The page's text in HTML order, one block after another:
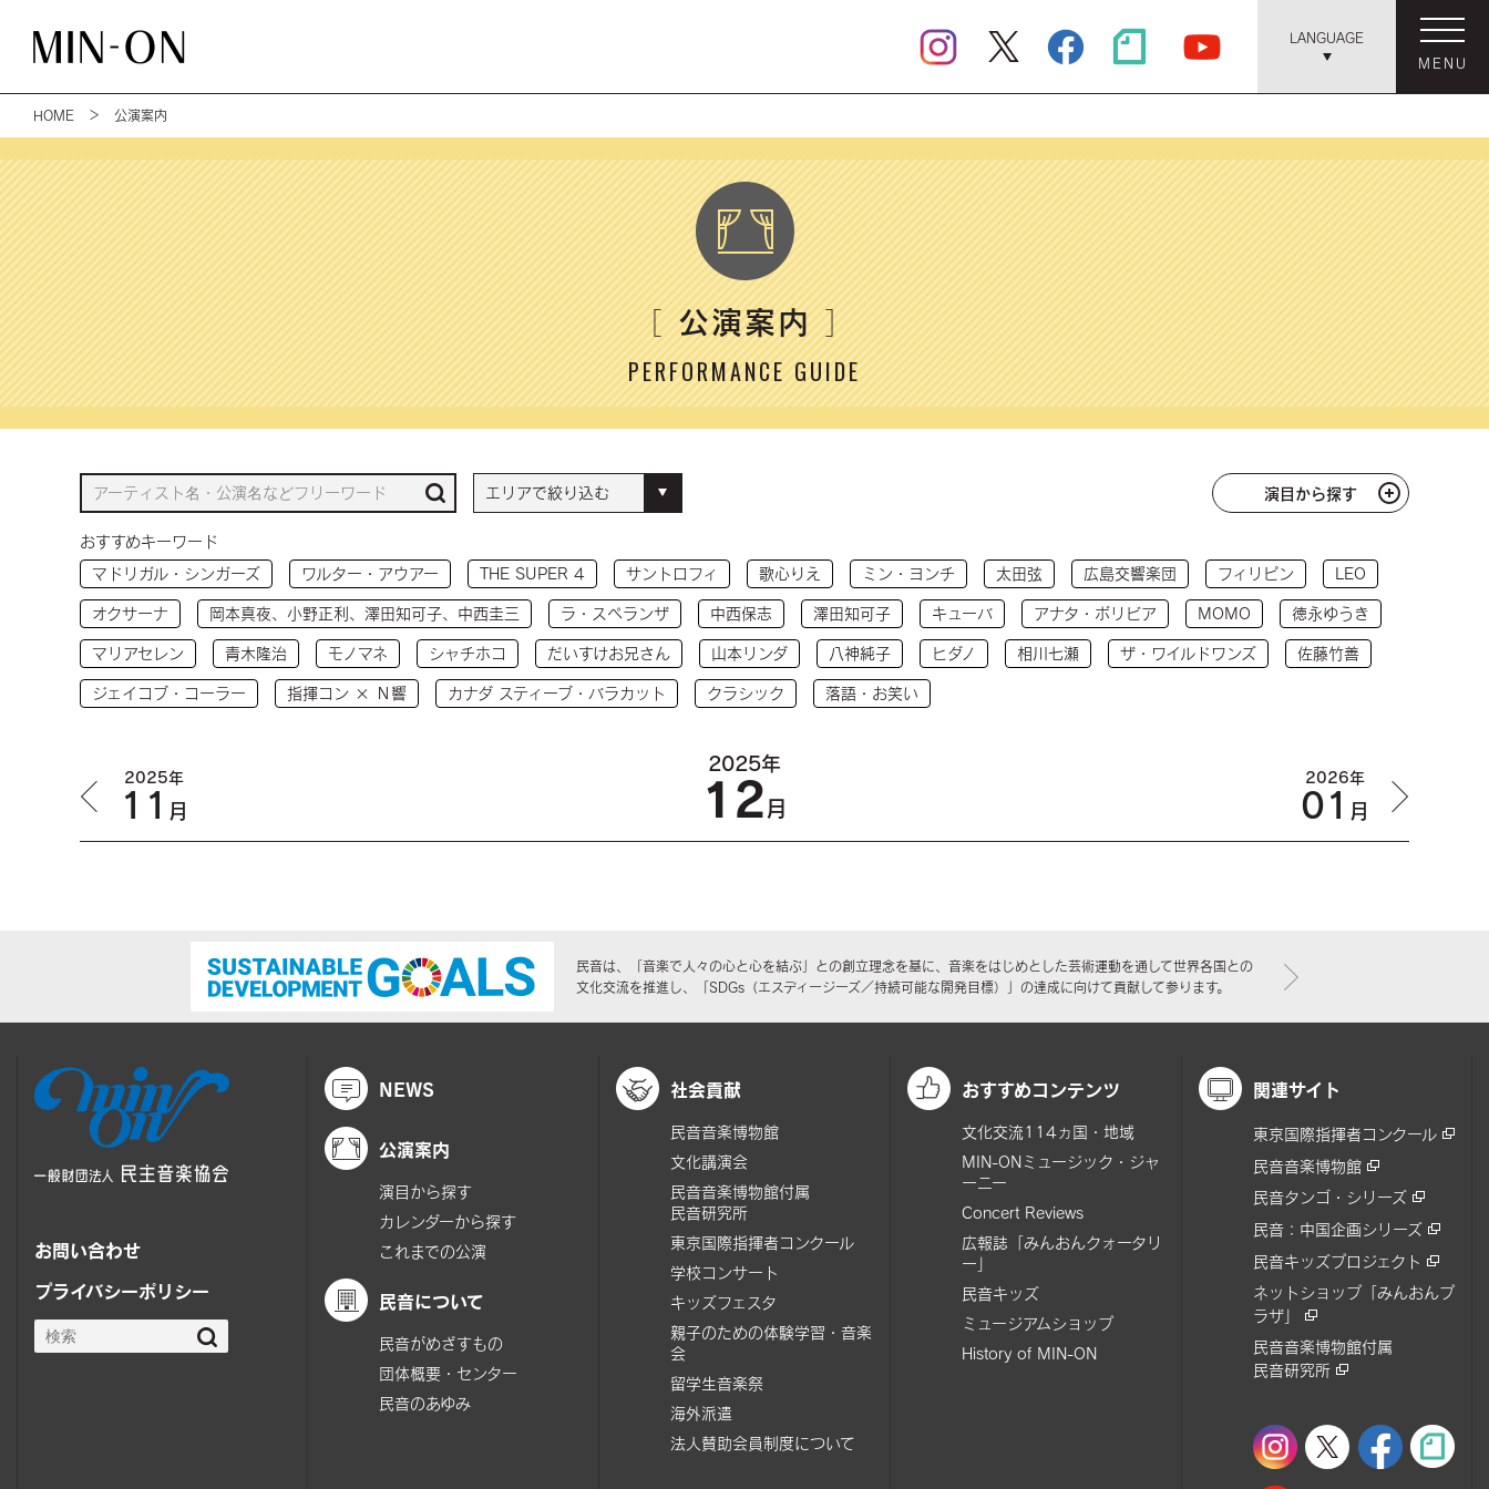
LANGUAGE
MENU
HOME ＞ 公演案内
［公演案内］
PERFORMANCE GUIDE
演目から探す
おすすめキーワード
マドリガル・シンガーズ
ワルター・アウアー THE SUPER 4 サントロフィ 歌心りえ ミン・ヨンチ 太田弦 広島交響楽団 フィリピン LEO
オクサーナ 岡本真夜、小野正利、澤田知可子、中西圭三 ラ・スペランザ 中西保志 澤田知可子 キューバ アナタ・ボリビア MOMO 徳永ゆうき
マリアセレン 青木隆治 モノマネ シャチホコ だいすけお兄さん 山本リンダ 八神純子 ヒダノ 相川七瀬 ザ・ワイルドワンズ 佐藤竹善
ジェイコブ・コーラー 指揮コン × Ｎ響 カナダ スティーブ・バラカット クラシック 落語・お笑い
2025年
11 月
2025年
12月
2026年
01 月
民音は、「音楽で人々の心と心を結ぶ」との創立理念を基に、音楽をはじめとした芸術運動を通して世界各国との
文化交流を推進し、「SDGs（エスディージーズ／持続可能な開発目標）」の達成に向けて貢献して参ります。
お問い合わせ
プライバシーポリシー
NEWS
公演案内
演目から探す
カレンダーから探す
これまでの公演
民音について
民音がめざすもの
団体概要・センター
民音のあゆみ
社会貢献
民音音楽博物館
文化講演会
民音音楽博物館付属
民音研究所
東京国際指揮者コンクール
学校コンサート
キッズフェスタ
親子のための体験学習・音楽
会
留学生音楽祭
海外派遣
法人賛助会員制度について
おすすめコンテンツ
文化交流114ヵ国・地域
MIN-ONミュージック・ジャ
ーニー
Concert Reviews
広報誌「みんおんクォータリ
ー」
民音キッズ
ミュージアムショップ
History of MIN-ON
関連サイト
東京国際指揮者コンクール
民音音楽博物館
民音タンゴ・シリーズ
民音：中国企画シリーズ
民音キッズプロジェクト
ネットショップ「みんおんプ
ラザ」
民音音楽博物館付属
民音研究所